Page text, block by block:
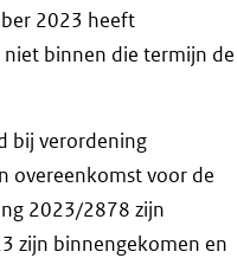
2023 heeft
binnen die termijn de
bij verordening
overeenkomst voor de
2023/2878 zijn
zijn binnengekomen en